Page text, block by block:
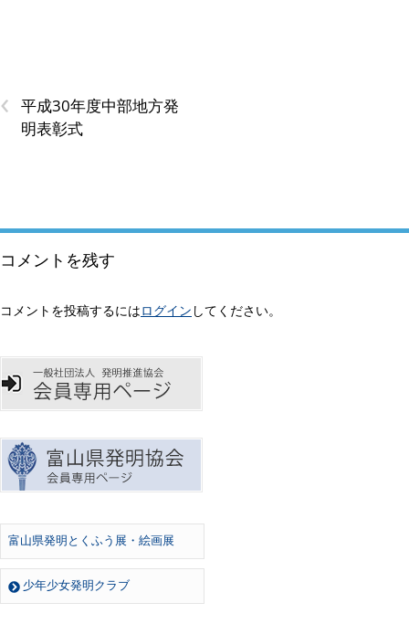
‹
平成30年度中部地方発
明表彰式
コメントを残す
コメントを投稿するにはログイン してください。
富山県発明とくふう展・絵画展
少年少女発明クラブ